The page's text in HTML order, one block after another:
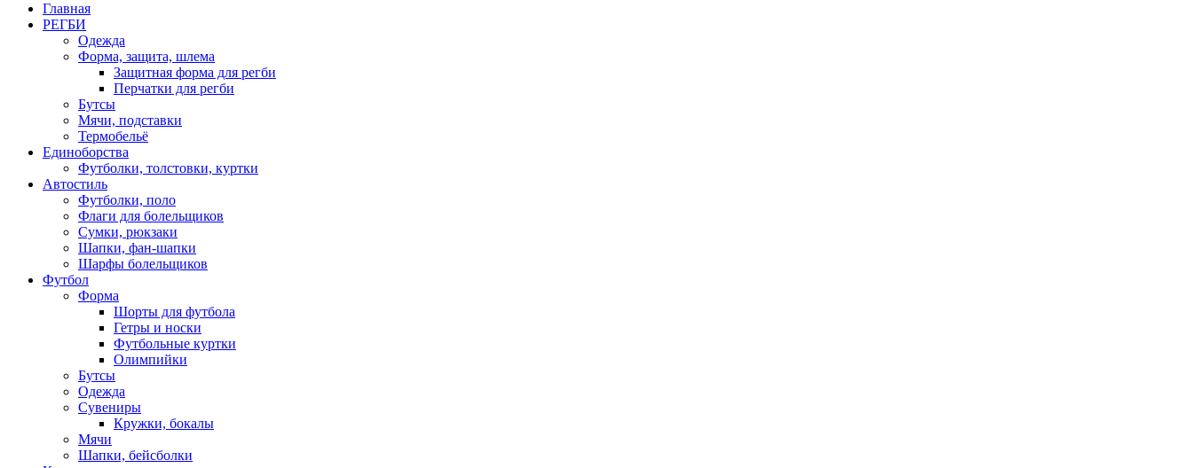
Главная
РЕГБИ
Одежда
Форма, защита, шлема
Защитная форма для регби
Перчатки для регби
Бутсы
Мячи, подставки
Термобельё
Единоборства
Футболки, толстовки, куртки
Автостиль
Футболки, поло
Флаги для болельщиков
Сумки, рюкзаки
Шапки, фан-шапки
Шарфы болельщиков
Футбол
Форма
Шорты для футбола
Гетры и носки
Футбольные куртки
Олимпийки
Бутсы
Одежда
Сувениры
Кружки, бокалы
Мячи
Шапки, бейсболки